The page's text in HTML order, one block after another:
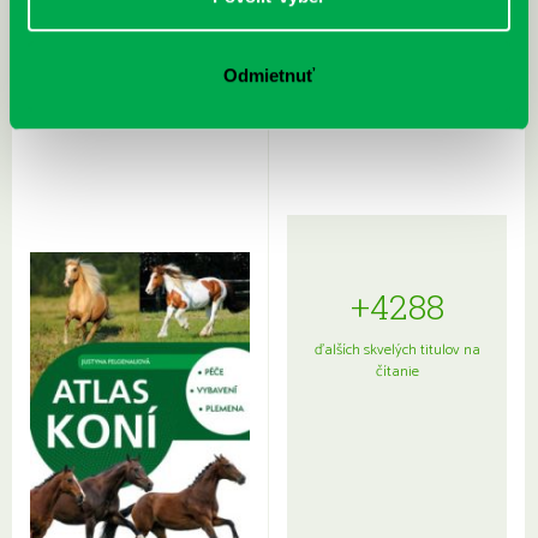
Odmietnuť
Rudź, Przemyslaw: Atlas hviezd:
Hardy, Paula: Japonsko na tanieri:
+4288
ďalších skvelých titulov na
čítanie